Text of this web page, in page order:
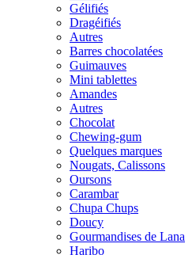
Gélifiés
Dragéifiés
Autres
Barres chocolatées
Guimauves
Mini tablettes
Amandes
Autres
Chocolat
Chewing-gum
Quelques marques
Nougats, Calissons
Oursons
Carambar
Chupa Chups
Doucy
Gourmandises de Lana
Haribo